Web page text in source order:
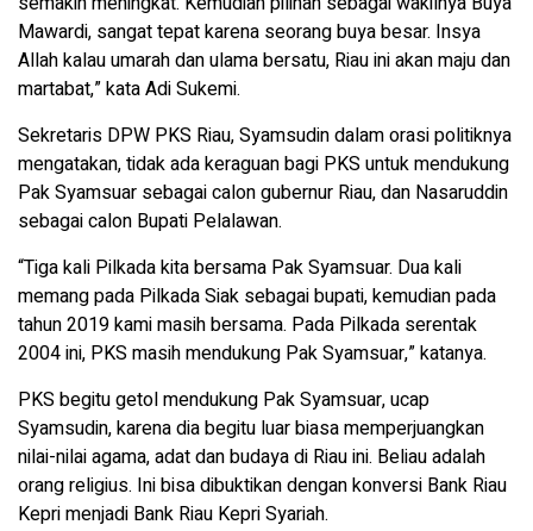
Mawardi, sangat tepat karena seorang buya besar. Insya
Allah kalau umarah dan ulama bersatu, Riau ini akan maju dan
martabat,” kata Adi Sukemi.
Sekretaris DPW PKS Riau, Syamsudin dalam orasi politiknya
mengatakan, tidak ada keraguan bagi PKS untuk mendukung
Pak Syamsuar sebagai calon gubernur Riau, dan Nasaruddin
sebagai calon Bupati Pelalawan.
“Tiga kali Pilkada kita bersama Pak Syamsuar. Dua kali
memang pada Pilkada Siak sebagai bupati, kemudian pada
tahun 2019 kami masih bersama. Pada Pilkada serentak
2004 ini, PKS masih mendukung Pak Syamsuar,” katanya.
PKS begitu getol mendukung Pak Syamsuar, ucap
Syamsudin, karena dia begitu luar biasa memperjuangkan
nilai-nilai agama, adat dan budaya di Riau ini. Beliau adalah
orang religius. Ini bisa dibuktikan dengan konversi Bank Riau
Kepri menjadi Bank Riau Kepri Syariah.